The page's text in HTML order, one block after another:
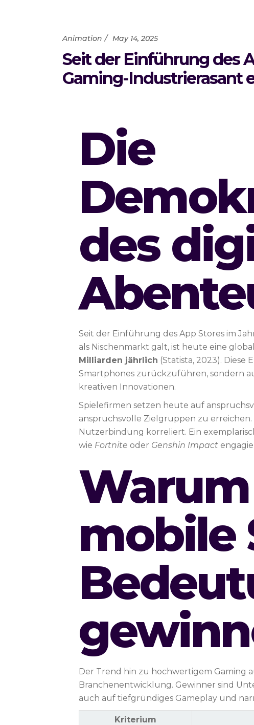
Animation May 14, 2025
Seit der Einführung des
Gaming-Industrierasant
Die
des
Seit der Einführung des App Stores im
als Nischenmarkt galt, ist heute eine
Milliarden jährlich (Statista, 2023).
Smartphones zurückzuführen, sondern
kreativen Innovationen.
Spielefirmen setzen heute auf
anspruchsvolle Zielgruppen zu erreichen.
Nutzerbindung korreliert. Ein
wie Fortnite oder Genshin Impact
mobile
Der Trend hin zu hochwertigem Gaming
Branchenentwicklung. Gewinner sind
auch auf tiefgründiges Gameplay und
Kriterium